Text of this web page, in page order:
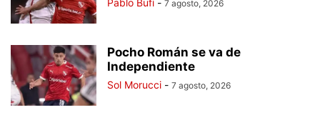
Pablo Bufi - 7 agosto, 2026
Pocho Román se va de
Independiente
Sol Morucci - 7 agosto, 2026